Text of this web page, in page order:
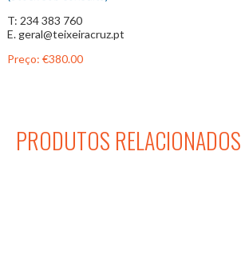
T: 234 383 760
E. geral@teixeiracruz.pt
Preço: €380.00
PRODUTOS RELACIONADOS